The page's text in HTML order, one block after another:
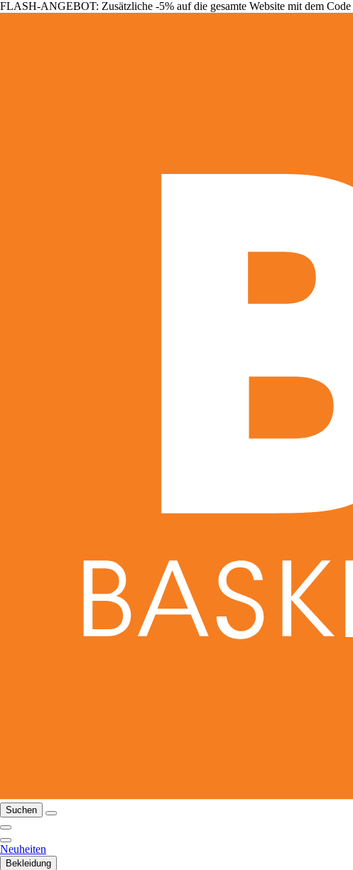
FLASH-ANGEBOT: Zusätzliche -5% auf die gesamte Website mit dem Code
Suchen
Neuheiten
Bekleidung